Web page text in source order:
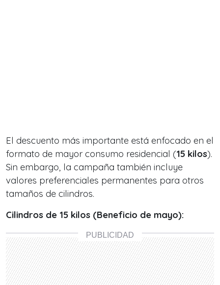
El descuento más importante está enfocado en el
formato de mayor consumo residencial (15 kilos).
Sin embargo, la campaña también incluye
valores preferenciales permanentes para otros
tamaños de cilindros.
Cilindros de 15 kilos (Beneficio de mayo):